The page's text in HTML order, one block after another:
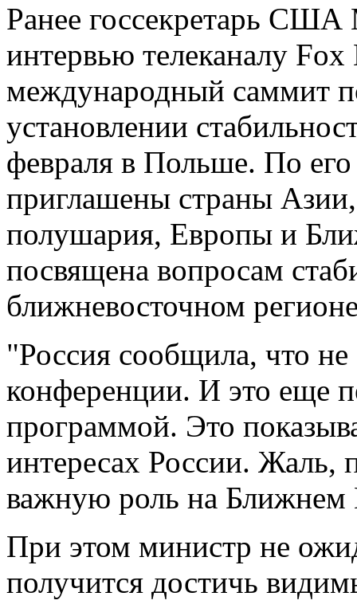
Ранее госсекретарь
интервью телеканалу
международный саммит
установлении
февраля в Польше. По его
приглашены страны
полушария, Европы и
посвящена вопросам
ближневосточном
"Россия сообщила, что не
конференции. И это еще
программой. Это
интересах России. Жаль,
важную роль на Ближнем
При этом министр не
получится достичь